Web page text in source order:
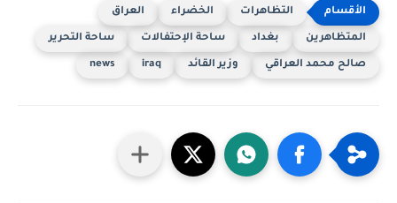
التظاهرات الخضراء العراق
المتظاهرين بغداد ساحة الإحتفالات ساحة التحرير
صالح محمد العراقي وزير القائد iraq
news